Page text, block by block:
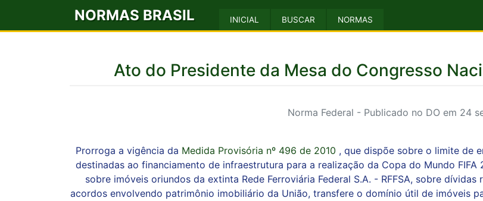
NORMAS BRASIL INICIAL BUSCAR NORMAS
Ato do Presidente da Mesa do Congresso
Norma Federal - Publicado no DO em 24
Prorroga a vigência da Medida Provisória nº 496 de 2010 , que dispõe sobre o limite de
destinadas ao financiamento de infraestrutura para a realização da Copa do Mundo
sobre imóveis oriundos da extinta Rede Ferroviária Federal S.A. - RFFSA, sobre
acordos envolvendo patrimônio imobiliário da União, transfere o domínio útil de imóveis